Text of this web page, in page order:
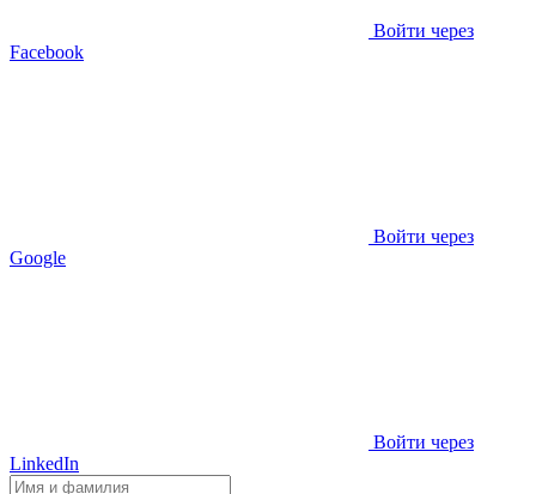
Войти через
Facebook
Войти через
Google
Войти через
LinkedIn